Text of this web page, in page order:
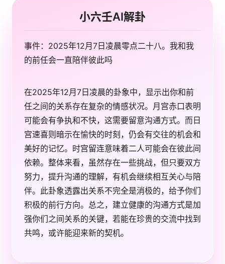
小六壬AI解卦
事件：2025年12月7日凌晨零点二十八。我和我
的前任会一直陪伴彼此吗
在2025年12月7日凌晨的卦象中，显示出你和前
任之间的关系存在复杂的情感状况。月宫赤口表明
可能会有争执和不快，这需要留意沟通方式。而日
宫速喜则暗示在愉快的时刻，仍会有交往的机会和
美好的记忆。时宫留连意味着二人可能会在彼此间
依赖。整体来看，虽然存在一些挑战，但只要双方
努力，提升沟通的理解，有机会继续相互关心与陪
伴。此卦象透露出关系不完全是消极的，给予你们
积极的前行方向。总之，建立健康的沟通方式是加
强你们之间关系的关键，若能在珍贵的交流中找到
共鸣，或许能迎来新的契机。